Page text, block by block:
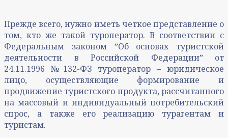
Прежде всего, нужно иметь четкое представление о
том, кто же такой туроператор. В соответствии с
Федеральным законом ˮОб основах туристской
деятельности в Российской Федерацииˮ от
24.11.1996 №132-ФЗ туроператор – юридическое
лицо, осуществляющие формирование и
продвижение туристского продукта, рассчитанного
на массовый и индивидуальный потребительский
спрос, а также его реализацию турагентам и
туристам.